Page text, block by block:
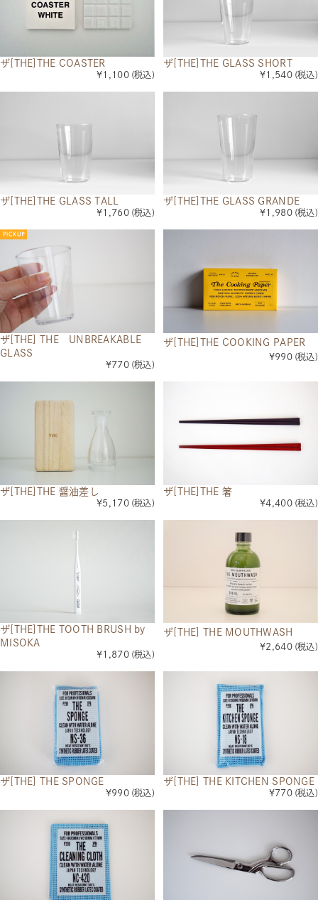
ザ[THE]THE COASTER
¥1,100 (税込)
ザ[THE]THE GLASS SHORT
¥1,540 (税込)
ザ[THE]THE GLASS TALL
¥1,760 (税込)
ザ[THE]THE GLASS GRANDE
¥1,980 (税込)
ザ[THE] THE UNBREAKABLE
GLASS
¥770 (税込)
ザ[THE]THE COOKING PAPER
¥990 (税込)
ザ[THE]THE 醤油差し
¥5,170 (税込)
ザ[THE]THE 箸
¥4,400 (税込)
ザ[THE]THE TOOTH BRUSH by
MISOKA
¥1,870 (税込)
ザ[THE] THE MOUTHWASH
¥2,640 (税込)
ザ[THE] THE SPONGE
¥990 (税込)
ザ[THE] THE KITCHEN SPONGE
¥770 (税込)